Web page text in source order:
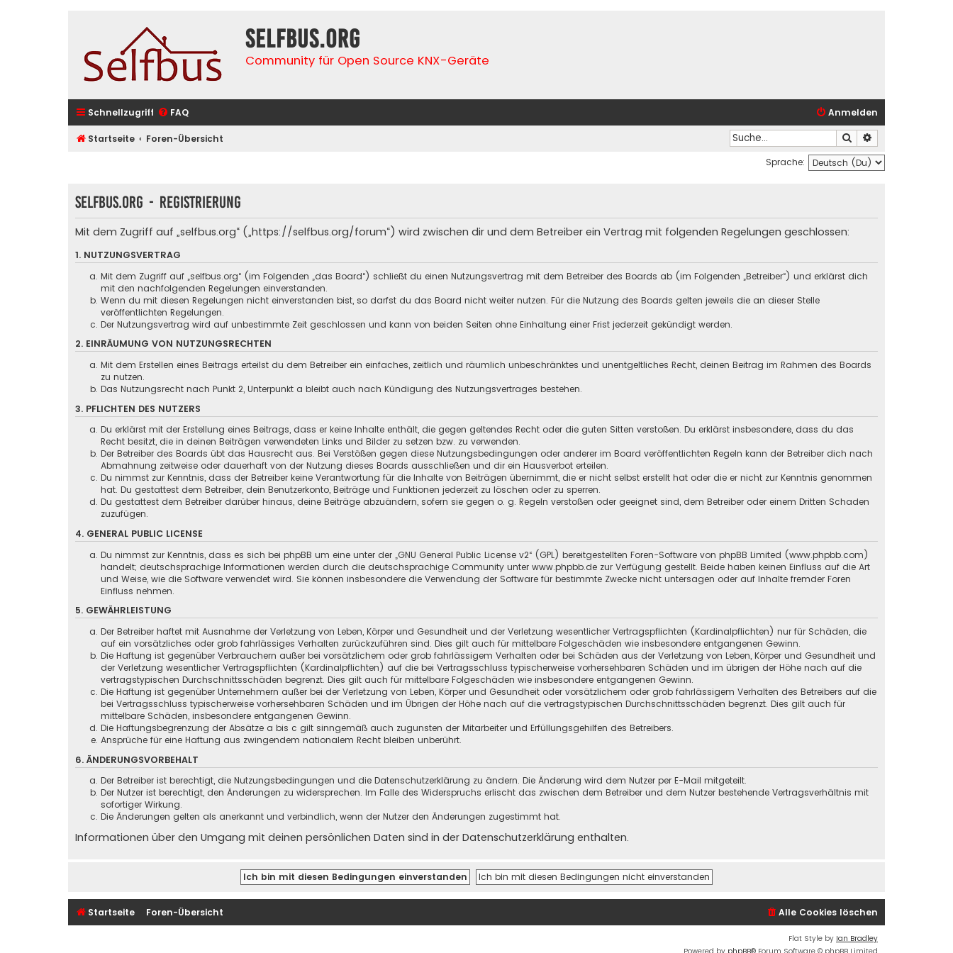
selfbus.org
Community für Open Source KNX-Geräte
Schnellzugriff FAQ Anmelden
Startseite Foren-Übersicht Suche
Sprache:
selfbus.org - Registrierung
Mit dem Zugriff auf „selfbus.org“ („https://selfbus.org/forum“) wird zwischen dir und dem Betreiber ein Vertrag mit folgenden Regelungen geschlossen:
1. NUTZUNGSVERTRAG
Mit dem Zugriff auf „selfbus.org“ (im Folgenden „das Board“) schließt du einen Nutzungsvertrag mit dem Betreiber des Boards ab (im Folgenden „Betreiber“) und erklärst dich
mit den nachfolgenden Regelungen einverstanden.
Wenn du mit diesen Regelungen nicht einverstanden bist, so darfst du das Board nicht weiter nutzen. Für die Nutzung des Boards gelten jeweils die an dieser Stelle
veröffentlichten Regelungen.
Der Nutzungsvertrag wird auf unbestimmte Zeit geschlossen und kann von beiden Seiten ohne Einhaltung einer Frist jederzeit gekündigt werden.
2. EINRÄUMUNG VON NUTZUNGSRECHTEN
Mit dem Erstellen eines Beitrags erteilst du dem Betreiber ein einfaches, zeitlich und räumlich unbeschränktes und unentgeltliches Recht, deinen Beitrag im Rahmen des Boards
zu nutzen.
Das Nutzungsrecht nach Punkt 2, Unterpunkt a bleibt auch nach Kündigung des Nutzungsvertrages bestehen.
3. PFLICHTEN DES NUTZERS
Du erklärst mit der Erstellung eines Beitrags, dass er keine Inhalte enthält, die gegen geltendes Recht oder die guten Sitten verstoßen. Du erklärst insbesondere, dass du das
Recht besitzt, die in deinen Beiträgen verwendeten Links und Bilder zu setzen bzw. zu verwenden.
Der Betreiber des Boards übt das Hausrecht aus. Bei Verstößen gegen diese Nutzungsbedingungen oder anderer im Board veröffentlichten Regeln kann der Betreiber dich nach
Abmahnung zeitweise oder dauerhaft von der Nutzung dieses Boards ausschließen und dir ein Hausverbot erteilen.
Du nimmst zur Kenntnis, dass der Betreiber keine Verantwortung für die Inhalte von Beiträgen übernimmt, die er nicht selbst erstellt hat oder die er nicht zur Kenntnis genommen
hat. Du gestattest dem Betreiber, dein Benutzerkonto, Beiträge und Funktionen jederzeit zu löschen oder zu sperren.
Du gestattest dem Betreiber darüber hinaus, deine Beiträge abzuändern, sofern sie gegen o. g. Regeln verstoßen oder geeignet sind, dem Betreiber oder einem Dritten Schaden
zuzufügen.
4. GENERAL PUBLIC LICENSE
Du nimmst zur Kenntnis, dass es sich bei phpBB um eine unter der „GNU General Public License v2“ (GPL) bereitgestellten Foren-Software von phpBB Limited (www.phpbb.com)
handelt; deutschsprachige Informationen werden durch die deutschsprachige Community unter www.phpbb.de zur Verfügung gestellt. Beide haben keinen Einfluss auf die Art
und Weise, wie die Software verwendet wird. Sie können insbesondere die Verwendung der Software für bestimmte Zwecke nicht untersagen oder auf Inhalte fremder Foren
Einfluss nehmen.
5. GEWÄHRLEISTUNG
Der Betreiber haftet mit Ausnahme der Verletzung von Leben, Körper und Gesundheit und der Verletzung wesentlicher Vertragspflichten (Kardinalpflichten) nur für Schäden, die
auf ein vorsätzliches oder grob fahrlässiges Verhalten zurückzuführen sind. Dies gilt auch für mittelbare Folgeschäden wie insbesondere entgangenen Gewinn.
Die Haftung ist gegenüber Verbrauchern außer bei vorsätzlichem oder grob fahrlässigem Verhalten oder bei Schäden aus der Verletzung von Leben, Körper und Gesundheit und
der Verletzung wesentlicher Vertragspflichten (Kardinalpflichten) auf die bei Vertragsschluss typischerweise vorhersehbaren Schäden und im übrigen der Höhe nach auf die
vertragstypischen Durchschnittsschäden begrenzt. Dies gilt auch für mittelbare Folgeschäden wie insbesondere entgangenen Gewinn.
Die Haftung ist gegenüber Unternehmern außer bei der Verletzung von Leben, Körper und Gesundheit oder vorsätzlichem oder grob fahrlässigem Verhalten des Betreibers auf die
bei Vertragsschluss typischerweise vorhersehbaren Schäden und im Übrigen der Höhe nach auf die vertragstypischen Durchschnittsschäden begrenzt. Dies gilt auch für
mittelbare Schäden, insbesondere entgangenen Gewinn.
Die Haftungsbegrenzung der Absätze a bis c gilt sinngemäß auch zugunsten der Mitarbeiter und Erfüllungsgehilfen des Betreibers.
Ansprüche für eine Haftung aus zwingendem nationalem Recht bleiben unberührt.
6. ÄNDERUNGSVORBEHALT
Der Betreiber ist berechtigt, die Nutzungsbedingungen und die Datenschutzerklärung zu ändern. Die Änderung wird dem Nutzer per E-Mail mitgeteilt.
Der Nutzer ist berechtigt, den Änderungen zu widersprechen. Im Falle des Widerspruchs erlischt das zwischen dem Betreiber und dem Nutzer bestehende Vertragsverhältnis mit
sofortiger Wirkung.
Die Änderungen gelten als anerkannt und verbindlich, wenn der Nutzer den Änderungen zugestimmt hat.
Informationen über den Umgang mit deinen persönlichen Daten sind in der Datenschutzerklärung enthalten.
Startseite Foren-Übersicht Alle Cookies löschen
Flat Style by Ian Bradley